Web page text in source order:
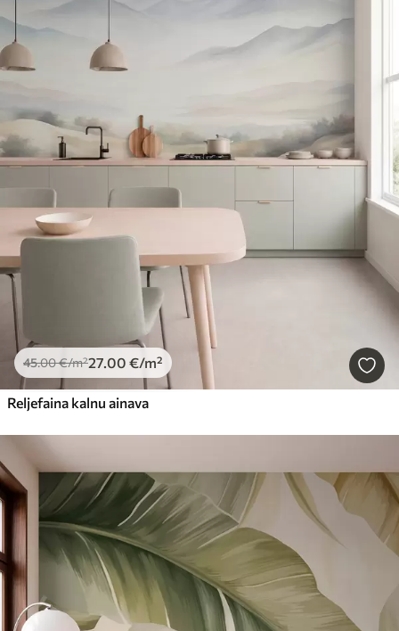
45.00€/m²27 .00 €/m²
Reljefaina kalnu ainava